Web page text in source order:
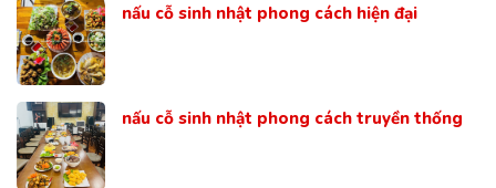
nấu cỗ sinh nhật phong cách hiện đại
nấu cỗ sinh nhật phong cách truyền thống